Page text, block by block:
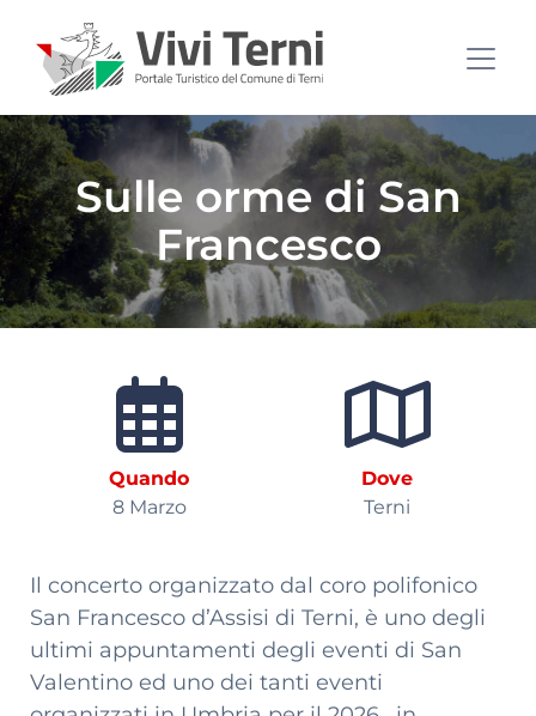
Sulle orme di San
Francesco
Quando
8 Marzo
Dove
Terni
Il concerto organizzato dal coro polifonico
San Francesco d’Assisi di Terni, è uno degli
ultimi appuntamenti degli eventi di San
Valentino ed uno dei tanti eventi